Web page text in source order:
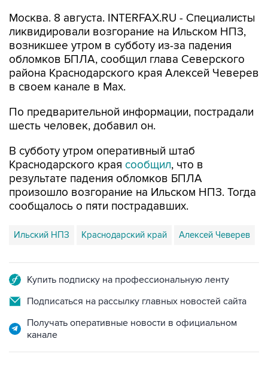
Москва. 8 августа. INTERFAX.RU - Специалисты
ликвидировали возгорание на Ильском НПЗ,
возникшее утром в субботу из-за падения
обломков БПЛА, сообщил глава Северского
района Краснодарского края Алексей Чеверев
в своем канале в Max.
По предварительной информации, пострадали
шесть человек, добавил он.
В субботу утром оперативный штаб
Краснодарского края сообщил, что в
результате падения обломков БПЛА
произошло возгорание на Ильском НПЗ. Тогда
сообщалось о пяти пострадавших.
Ильский НПЗ Краснодарский край Алексей Чеверев
Купить подписку на профессиональную ленту
Подписаться на рассылку главных новостей сайта
Получать оперативные новости в официальном
канале